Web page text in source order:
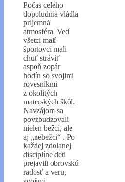
Počas celého
dopoludnia vládla
príjemná
atmosféra. Veď
všetci malí
športovci mali
chuť stráviť
aspoň zopár
hodín so svojimi
rovesníkmi
z okolitých
materských škôl.
Navzájom sa
povzbudzovali
nielen bežci, ale
aj „nebežci“ . Po
každej zdolanej
disciplíne deti
prejavili obrovskú
radosť a veru,